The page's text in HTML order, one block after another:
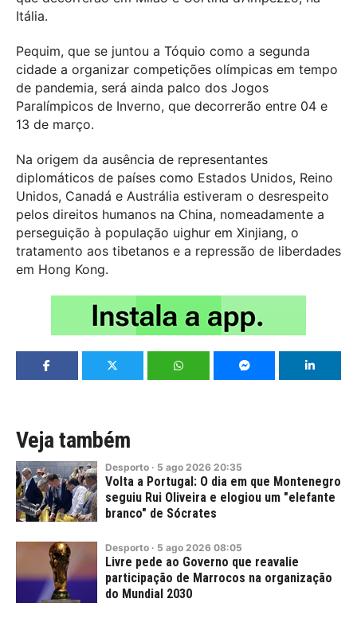
Itália.
Pequim, que se juntou a Tóquio como a segunda
cidade a organizar competições olímpicas em tempo
de pandemia, será ainda palco dos Jogos
Paralímpicos de Inverno, que decorrerão entre 04 e
13 de março.
Na origem da ausência de representantes
diplomáticos de países como Estados Unidos, Reino
Unidos, Canadá e Austrália estiveram o desrespeito
pelos direitos humanos na China, nomeadamente a
perseguição à população uighur em Xinjiang, o
tratamento aos tibetanos e a repressão de liberdades
em Hong Kong.
Veja também
Desporto · 5 ago 2026 20:35
Volta a Portugal: O dia em que Montenegro
seguiu Rui Oliveira e elogiou um "elefante
branco" de Sócrates
Desporto · 5 ago 2026 08:05
Livre pede ao Governo que reavalie
participação de Marrocos na organização
do Mundial 2030